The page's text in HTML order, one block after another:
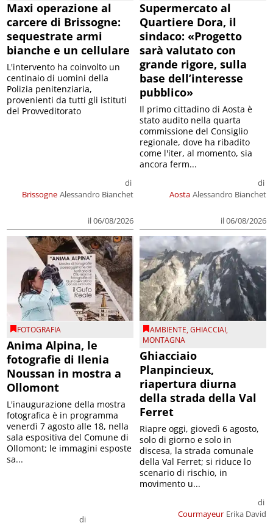
Maxi operazione al
carcere di Brissogne:
sequestrate armi
bianche e un cellulare
Brissogne
di
Alessandro Bianchet
il 06/08/2026
L'intervento ha coinvolto un
centinaio di uomini della
Polizia penitenziaria,
provenienti da tutti gli istituti
del Provveditorato
Supermercato al
Quartiere Dora, il
sindaco: «Progetto
sarà valutato con
grande rigore, sulla
base dell’interesse
pubblico»
Aosta
di
Alessandro Bianchet
il 06/08/2026
Il primo cittadino di Aosta è
stato audito nella quarta
commissione del Consiglio
regionale, dove ha ribadito
come l'iter, al momento, sia
ancora ferm...
FOTOGRAFIA
Anima Alpina, le
fotografie di Ilenia
Noussan in mostra a
Ollomont
di
L'inaugurazione della mostra
fotografica è in programma
venerdì 7 agosto alle 18, nella
sala espositiva del Comune di
Ollomont; le immagini esposte
sa...
AMBIENTE,GHIACCIAI,
MONTAGNA
Ghiacciaio
Planpincieux,
riapertura diurna
della strada della Val
Ferret
Courmayeur
di
Erika David
Riapre oggi, giovedì 6 agosto,
solo di giorno e solo in
discesa, la strada comunale
della Val Ferret; si riduce lo
scenario di rischio, in
movimento u...